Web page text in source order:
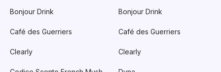
Bonjour Drink
Café des Guerriers
Clearly
Bonjour Drink
Café des Guerriers
Clearly